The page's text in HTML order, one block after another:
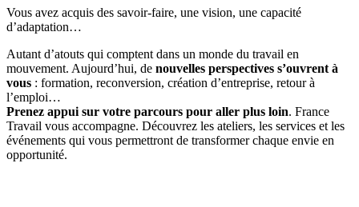
Vous avez acquis des savoir-faire, une vision, une capacité
d’adaptation…
Autant d’atouts qui comptent dans un monde du travail en
mouvement. Aujourd’hui, de nouvelles perspectives s’ouvrent à
vous : formation, reconversion, création d’entreprise, retour à
l’emploi…
Prenez appui sur votre parcours pour aller plus loin. France
Travail vous accompagne. Découvrez les ateliers, les services et les
événements qui vous permettront de transformer chaque envie en
opportunité.